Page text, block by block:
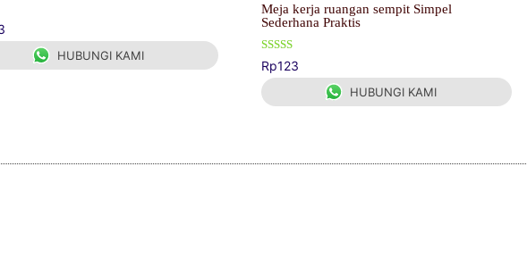
HUBUNGI KAMI
Meja kerja ruangan sempit Simpel
Sederhana Praktis
Dinilai
4.00
dari 5
Rp123
HUBUNGI KAMI